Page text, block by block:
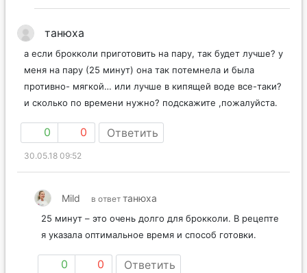
танюха
а если брокколи приготовить на пару, так будет лучше? у
меня на пару (25 минут) она так потемнела и была
противно- мягкой… или лучше в кипящей воде все-таки?
и сколько по времени нужно? подскажите ,пожалуйста.
0 0 Ответить
30.05.18 09:52
Mild в ответ танюха
25 минут – это очень долго для брокколи. В рецепте
я указала оптимальное время и способ готовки.
0 0 Ответить